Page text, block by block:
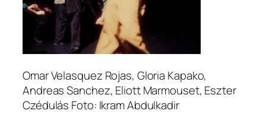
Omar Velasquez Rojas, Gloria Kapako,
Andreas Sanchez, Eliott Marmouset, Eszter
Czédulás Foto: Ikram Abdulkadir